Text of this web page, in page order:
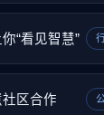
“看见智慧”
区合作